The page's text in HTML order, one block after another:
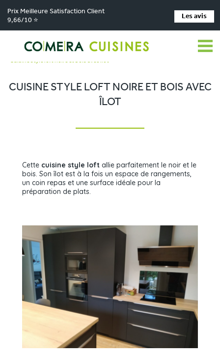
Prix Meilleure Satisfaction Client
9,66/10 ⭐
Les avis
Comera Cuisines > Nos magasins de cuisine >
Cuisiniste MAIZIERES LA GRANDE PAROISSE > Réalisations
Cuisine style loft noire et bois avec îlot
CUISINE STYLE LOFT NOIRE ET BOIS AVEC
ÎLOT
Cette cuisine style loft allie parfaitement le noir et le
bois. Son îlot est à la fois un espace de rangements,
un coin repas et une surface idéale pour la
préparation de plats.